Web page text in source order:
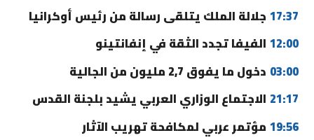
17:37 جلالة الملك يتلقى رسالة من رئيس أوكرانيا
12:00 الفيفا تجدد الثقة في إنفانتينو
03:00 دخول ما يفوق 2,7 مليون من الجالية
21:17 الاجتماع الوزاري العربي يشيد بلجنة القدس
19:56 مؤتمر عربي لمكافحة تهريب الآثار